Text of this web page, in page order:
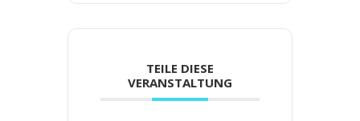
TEILE DIESE
VERANSTALTUNG